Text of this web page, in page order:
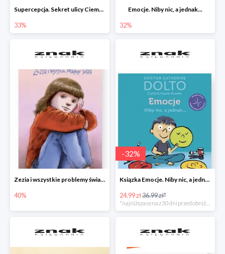
Supercepcja. Sekret ulicy Ciemnej
33%
Emocje. Niby nic, a jednak...
32%
Zezia i wszystkie problemy świata
40%
-32%
Ksiązka Emocje. Niby nic, a jednak... -32%
24.99 zł36.99 zł*
*najniższa cena z 30 dni przed obniżką